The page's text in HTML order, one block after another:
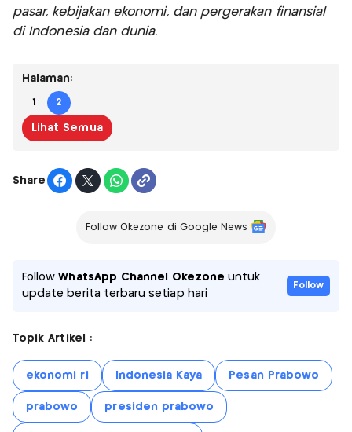
pasar, kebijakan ekonomi, dan pergerakan finansial
di Indonesia dan dunia.
Halaman:
1 2
Lihat Semua
Share
Follow Okezone di Google News
FollowWhatsApp Channel Okezone untuk
update berita terbaru setiap hari
Follow
Topik Artikel :
ekonomi ri Indonesia Kaya Pesan Prabowo
prabowo presiden prabowo